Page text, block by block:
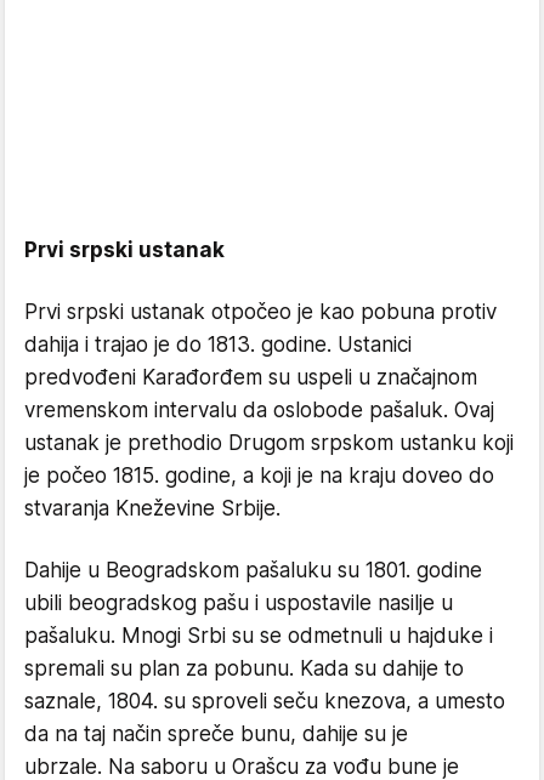
Prvi srpski ustanak
Prvi srpski ustanak otpočeo je kao pobuna protiv
dahija i trajao je do 1813. godine. Ustanici
predvođeni Karađorđem su uspeli u značajnom
vremenskom intervalu da oslobode pašaluk. Ovaj
ustanak je prethodio Drugom srpskom ustanku koji
je počeo 1815. godine, a koji je na kraju doveo do
stvaranja Kneževine Srbije.
Dahije u Beogradskom pašaluku su 1801. godine
ubili beogradskog pašu i uspostavile nasilje u
pašaluku. Mnogi Srbi su se odmetnuli u hajduke i
spremali su plan za pobunu. Kada su dahije to
saznale, 1804. su sproveli seču knezova, a umesto
da na taj način spreče bunu, dahije su je
ubrzale. Na saboru u Orašcu za vođu bune je